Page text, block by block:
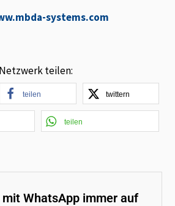
systems.com
teilen:
teilen twittern
teilen
mit WhatsApp immer auf